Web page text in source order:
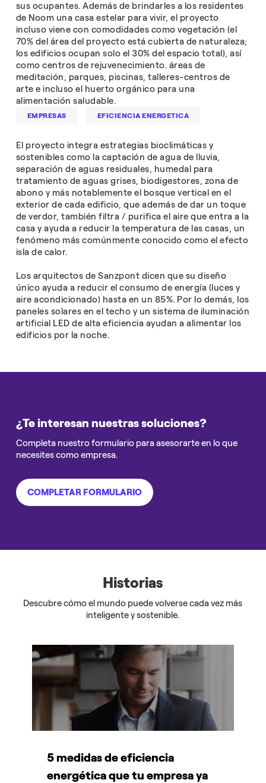
sus ocupantes. Además de brindarles a los residentes
de Noom una casa estelar para vivir, el proyecto
incluso viene con comodidades como vegetación (el
70% del área del proyecto está cubierta de naturaleza;
los edificios ocupan solo el 30% del espacio total), así
como centros de rejuvenecimiento. áreas de
meditación, parques, piscinas, talleres-centros de
arte e incluso el huerto orgánico para una
alimentación saludable.
EMPRESAS EFICIENCIA ENERGETICA
El proyecto integra estrategias bioclimáticas y
sostenibles como la captación de agua de lluvia,
separación de aguas residuales, humedal para
tratamiento de aguas grises, biodigestores, zona de
abono y más notablemente el bosque vertical en el
exterior de cada edificio, que además de dar un toque
de verdor, también filtra / purifica el aire que entra a la
casa y ayuda a reducir la temperatura de las casas, un
fenómeno más comúnmente conocido como el efecto
isla de calor.
Los arquitectos de Sanzpont dicen que su diseño
único ayuda a reducir el consumo de energía (luces y
aire acondicionado) hasta en un 85%. Por lo demás, los
paneles solares en el techo y un sistema de iluminación
artificial LED de alta eficiencia ayudan a alimentar los
edificios por la noche.
¿Te interesan nuestras soluciones?
Completa nuestro formulario para asesorarte en lo que
necesites como empresa.
COMPLETAR FORMULARIO
Historias
Descubre cómo el mundo puede volverse cada vez más
inteligente y sostenible.
5 medidas de eficiencia
energética que tu empresa ya